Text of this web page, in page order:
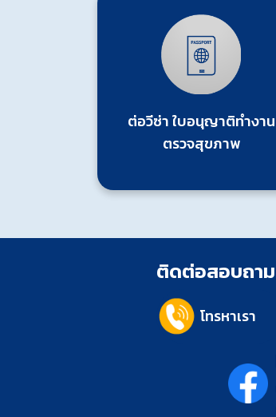
ต่อวีซ่า ใบอนุญาติทำงาน
ตรวจสุขภาพ
ติดต่อสอบถาม
โทรหาเรา